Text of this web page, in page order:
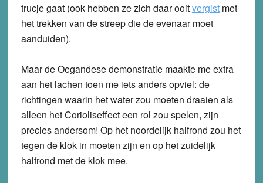
trucje gaat (ook hebben ze zich daar ooitvergistmet
het trekken van de streep die de evenaar moet
aanduiden).
Maar de Oegandese demonstratie maakte me extra
aan het lachen toen me iets anders opviel: de
richtingen waarin het water zou moeten draaien als
alleen het Corioliseffect een rol zou spelen, zijn
precies andersom! Op het noordelijk halfrond zou het
tegen de klok in moeten zijn en op het zuidelijk
halfrond met de klok mee.